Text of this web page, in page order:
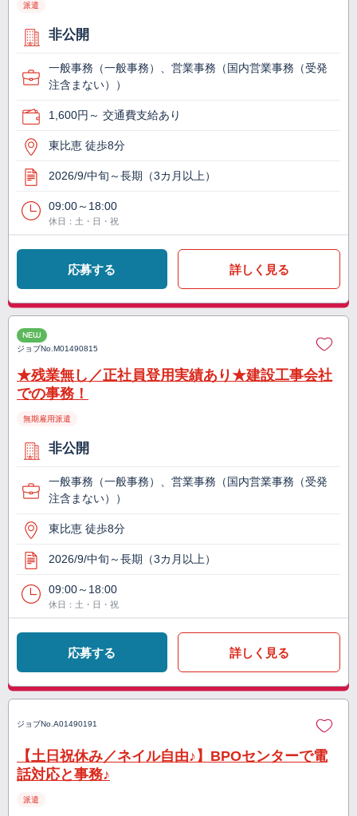
派遣
非公開
一般事務（一般事務）、営業事務（国内営業事務（受発
注含まない））
1,600円～ 交通費支給あり
東比恵 徒歩8分
2026/9/中旬～長期（3カ月以上）
09:00～18:00
休日：土・日・祝
応募する 詳しく見る
NEW
ジョブNo.M01490815
★残業無し／正社員登用実績あり★建設工事会社
での事務！
無期雇用派遣
非公開
一般事務（一般事務）、営業事務（国内営業事務（受発
注含まない））
東比恵 徒歩8分
2026/9/中旬～長期（3カ月以上）
09:00～18:00
休日：土・日・祝
応募する 詳しく見る
ジョブNo. A01490191
【土日祝休み／ネイル自由♪】BPOセンターで電
話対応と事務♪
派遣